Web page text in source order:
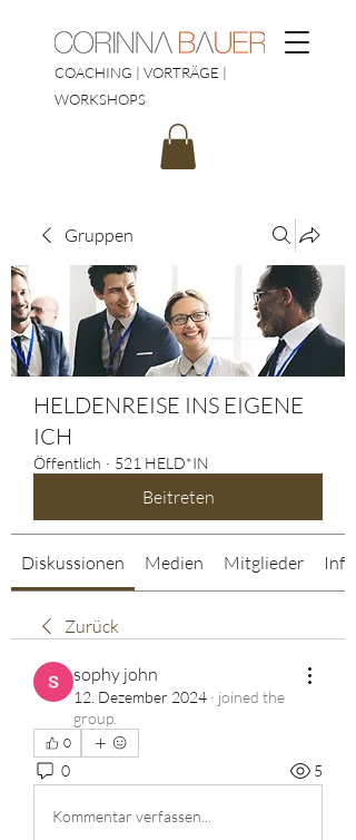
COACHING | VORTRÄGE |
WORKSHOPS
Gruppen
HELDENREISE INS EIGENE
ICH
Öffentlich · 521 HELD*IN
Beitreten
Diskussionen Medien Mitglieder Info
Zurück
sophy john
12. Dezember 2024 · joined the
group.
0
0 5
Kommentar verfassen...